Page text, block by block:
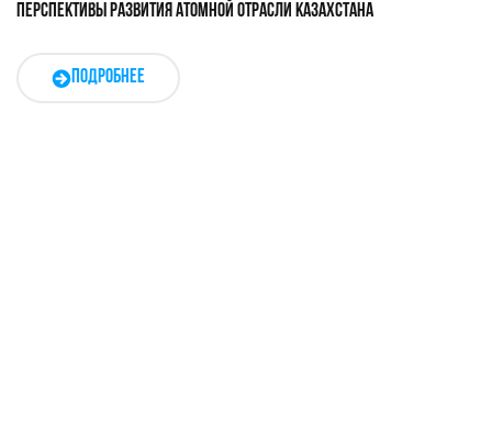
ПЕРСПЕКТИВЫ РАЗВИТИЯ АТОМНОЙ ОТРАСЛИ КАЗАХСТАНА
ПОДРОБНЕЕ